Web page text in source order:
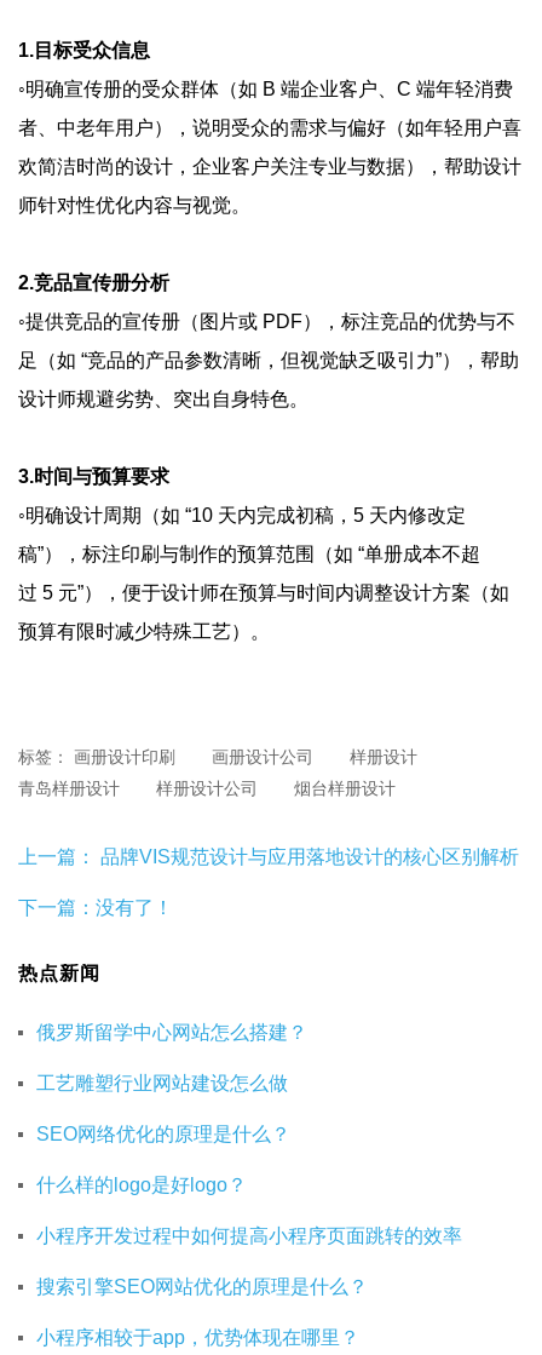
1.目标受众信息
◦明确宣传册的受众群体（如 B 端企业客户、C 端年轻消费
者、中老年用户），说明受众的需求与偏好（如年轻用户喜
欢简洁时尚的设计，企业客户关注专业与数据），帮助设计
师针对性优化内容与视觉。
2.竞品宣传册分析
◦提供竞品的宣传册（图片或 PDF），标注竞品的优势与不
足（如 “竞品的产品参数清晰，但视觉缺乏吸引力”），帮助
设计师规避劣势、突出自身特色。
3.时间与预算要求
◦明确设计周期（如 “10 天内完成初稿，5 天内修改定
稿”），标注印刷与制作的预算范围（如 “单册成本不超
过 5 元”），便于设计师在预算与时间内调整设计方案（如
预算有限时减少特殊工艺）。
标签： 画册设计印刷 画册设计公司
样册设计
青岛样册设计
样册设计公司 烟台样册设计
上一篇： 品牌VIS规范设计与应用落地设计的核心区别解析
下一篇：没有了！
热点新闻
俄罗斯留学中心网站怎么搭建？
工艺雕塑行业网站建设怎么做
SEO网络优化的原理是什么？
什么样的logo是好logo？
小程序开发过程中如何提高小程序页面跳转的效率
搜索引擎SEO网站优化的原理是什么？
小程序相较于app，优势体现在哪里？